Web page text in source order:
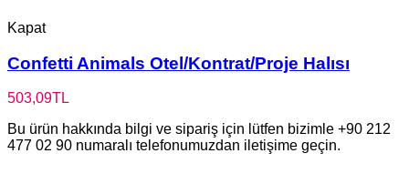
Kapat
Confetti Animals Otel/Kontrat/Proje Halısı
503,09TL
Bu ürün hakkında bilgi ve sipariş için lütfen bizimle +90 212
477 02 90 numaralı telefonumuzdan iletişime geçin.